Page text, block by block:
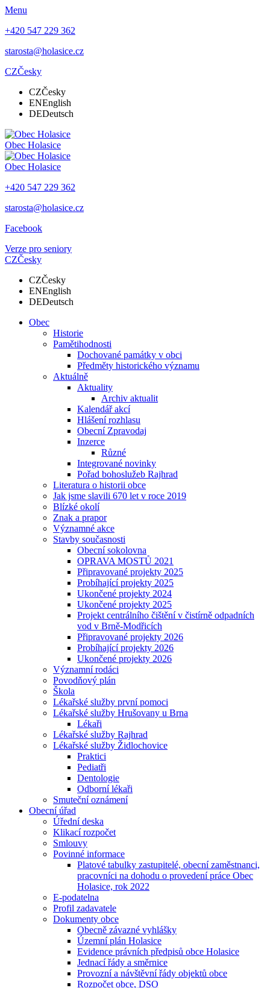
Menu
+420 547 229 362
starosta@holasice.cz
CZČesky
CZČesky
ENEnglish
DEDeutsch
Obec Holasice
Obec Holasice
+420 547 229 362
starosta@holasice.cz
Facebook
Verze pro seniory
CZČesky
CZČesky
ENEnglish
DEDeutsch
Obec
Historie
Pamětihodnosti
Dochované památky v obci
Předměty historického významu
Aktuálně
Aktuality
Archiv aktualit
Kalendář akcí
Hlášení rozhlasu
Obecní Zpravodaj
Inzerce
Různé
Integrované novinky
Pořad bohoslužeb Rajhrad
Literatura o historii obce
Jak jsme slavili 670 let v roce 2019
Blízké okolí
Znak a prapor
Významné akce
Stavby současnosti
Obecní sokolovna
OPRAVA MOSTŮ 2021
Připravované projekty 2025
Probíhající projekty 2025
Ukončené projekty 2024
Ukončené projekty 2025
Projekt centrálního čištění v čistírně odpadních
vod v Brně-Modřicích
Připravované projekty 2026
Probíhající projekty 2026
Ukončené projekty 2026
Významní rodáci
Povodňový plán
Škola
Lékařské služby první pomoci
Lékařské služby Hrušovany u Brna
Lékaři
Lékařské služby Rajhrad
Lékařské služby Židlochovice
Praktici
Pediatři
Dentologie
Odborní lékaři
Smuteční oznámení
Obecní úřad
Úřední deska
Klikací rozpočet
Smlouvy
Povinné informace
Platové tabulky zastupitelé, obecní zaměstnanci,
pracovníci na dohodu o provedení práce Obec
Holasice, rok 2022
E-podatelna
Profil zadavatele
Dokumenty obce
Obecně závazné vyhlášky
Územní plán Holasice
Evidence právních předpisů obce Holasice
Jednací řády a směrnice
Provozní a návštěvní řády objektů obce
Rozpočet obce, DSO